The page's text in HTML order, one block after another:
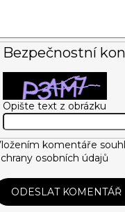
Bezpečnostní
Opište text z obrázku
komentáře
osobních údajů
ODESLAT KOMENTÁŘ